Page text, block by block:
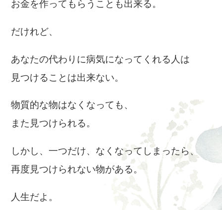
お金を作ってもらうことも出来る。
だけれど、
あなたの代わりに病気になってくれる人は
見つけることは出来ない。
物質的な物はなくなっても、
また見つけられる。
しかし、一つだけ、なくなってしまったら、
再度見つけられない物がある。
人生だよ。